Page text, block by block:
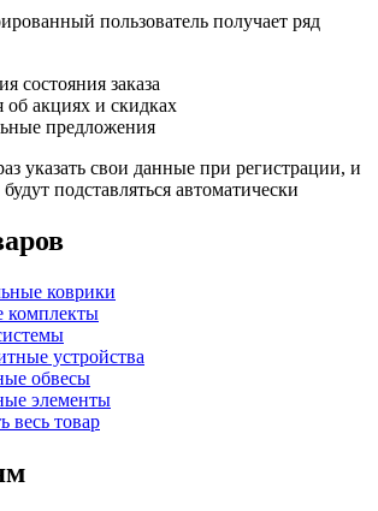
пользователь получает ряд
состояния заказа
акциях и скидках
предложения
указать свои данные при регистрации, и
подставляться автоматически
коврики
комплекты
устройства
обвесы
элементы
весь товар